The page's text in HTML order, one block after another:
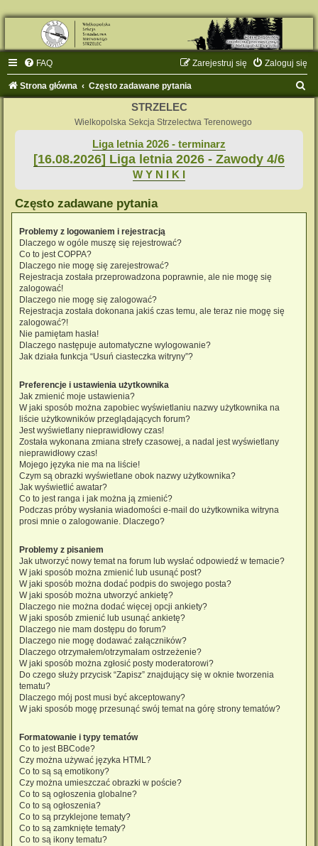
FAQ Zaloguj się
Zarejestruj się
Strona główna Często zadawane pytania
STRZELEC
Wielkopolska Sekcja Strzelectwa Terenowego
Liga letnia 2026 - terminarz
[16.08.2026] Liga letnia 2026 - Zawody 4/6
W Y N I K I
Często zadawane pytania
Problemy z logowaniem i rejestracją
Dlaczego w ogóle muszę się rejestrować?
Co to jest COPPA?
Dlaczego nie mogę się zarejestrować?
Rejestracja została przeprowadzona poprawnie, ale nie mogę się
zalogować!
Dlaczego nie mogę się zalogować?
Rejestracja została dokonana jakiś czas temu, ale teraz nie mogę się
zalogować?!
Nie pamiętam hasła!
Dlaczego następuje automatyczne wylogowanie?
Jak działa funkcja “Usuń ciasteczka witryny”?
Preferencje i ustawienia użytkownika
Jak zmienić moje ustawienia?
W jaki sposób można zapobiec wyświetlaniu nazwy użytkownika na
liście użytkowników przeglądających forum?
Jest wyświetlany nieprawidłowy czas!
Została wykonana zmiana strefy czasowej, a nadal jest wyświetlany
nieprawidłowy czas!
Mojego języka nie ma na liście!
Czym są obrazki wyświetlane obok nazwy użytkownika?
Jak wyświetlić awatar?
Co to jest ranga i jak można ją zmienić?
Podczas próby wysłania wiadomości e-mail do użytkownika witryna
prosi mnie o zalogowanie. Dlaczego?
Problemy z pisaniem
Jak utworzyć nowy temat na forum lub wysłać odpowiedź w temacie?
W jaki sposób można zmienić lub usunąć post?
W jaki sposób można dodać podpis do swojego posta?
W jaki sposób można utworzyć ankietę?
Dlaczego nie można dodać więcej opcji ankiety?
W jaki sposób zmienić lub usunąć ankietę?
Dlaczego nie mam dostępu do forum?
Dlaczego nie mogę dodawać załączników?
Dlaczego otrzymałem/otrzymałam ostrzeżenie?
W jaki sposób można zgłosić posty moderatorowi?
Do czego służy przycisk “Zapisz” znajdujący się w oknie tworzenia
tematu?
Dlaczego mój post musi być akceptowany?
W jaki sposób mogę przesunąć swój temat na górę strony tematów?
Formatowanie i typy tematów
Co to jest BBCode?
Czy można używać języka HTML?
Co to są są emotikony?
Czy można umieszczać obrazki w poście?
Co to są ogłoszenia globalne?
Co to są ogłoszenia?
Co to są przyklejone tematy?
Co to są zamknięte tematy?
Co to są ikony tematu?